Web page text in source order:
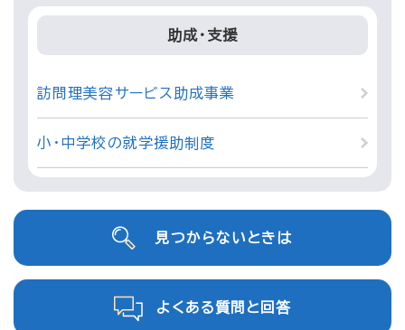
助成・支援
訪問理美容サービス助成事業
小・中学校の就学援助制度
見つからないときは
よくある質問と回答